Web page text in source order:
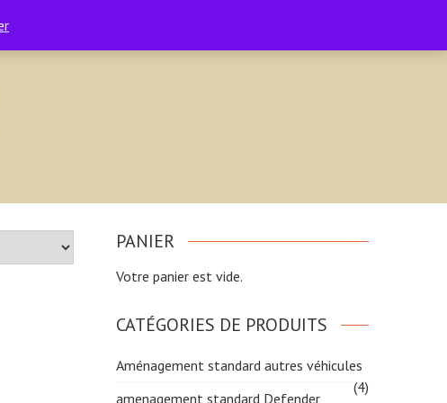
PANIER
Votre panier est vide.
CATÉGORIES DE PRODUITS
Aménagement standard autres véhicules
(4)
amenagement standard Defender